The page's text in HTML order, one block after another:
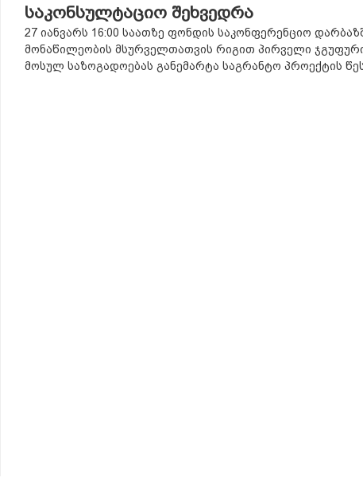
საკონსულტაციო შეხვედრა
27 იანვარს 16:00 საათზე ფონდის საკონფერენციო
მონაწილეობის მსურველთათვის რიგით პირველი
მოსულ საზოგადოებას განემარტა საგრანტო პროექტის